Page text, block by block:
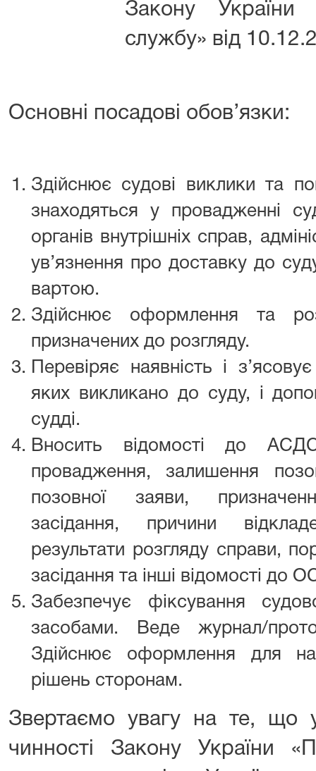
Закону
службу» від
Основні посадові обов’язки:
Здійснює судові виклики та
знаходяться у провадженні
органів внутрішніх справ,
ув’язнення про доставку до
вартою.
Здійснює оформлення та
призначених до розгляду.
Перевіряє наявність і
яких викликано до суду, і
судді.
Вносить відомості до
провадження, залишення
позовної заяви,
засідання, причини
результати розгляду справи,
засідання та інші відомості до
Забезпечує фіксування
засобами. Веде журнал/
Здійснює оформлення для
рішень сторонам.
Звертаємо увагу на те, що
чинності Закону України